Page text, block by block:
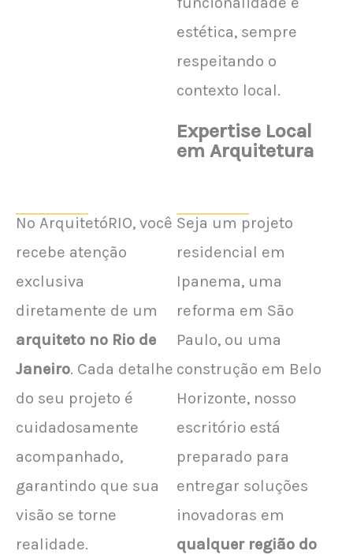
estética, sempre
respeitando o
contexto local.
Expertise Local
em Arquitetura
No ArquitetóRIO, você
recebe atenção
exclusiva
diretamente de um
arquiteto no Rio de
Janeiro. Cada detalhe
do seu projeto é
cuidadosamente
acompanhado,
garantindo que sua
visão se torne
realidade.
Seja um projeto
residencial em
Ipanema, uma
reforma em São
Paulo, ou uma
construção em Belo
Horizonte, nosso
escritório está
preparado para
entregar soluções
inovadoras em
qualquer região do